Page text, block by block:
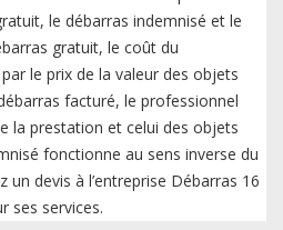
le débarras indemnisé et le
gratuit, le coût du
le prix de la valeur des objets
facturé, le professionnel
la prestation et celui des objets
fonctionne au sens inverse du
devis à l’entreprise Débarras 16
ses services.